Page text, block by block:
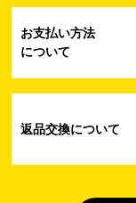
お支払い方法
について
返品交換について